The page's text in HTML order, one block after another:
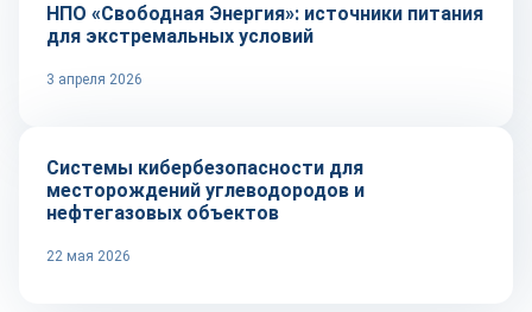
НПО «Свободная Энергия»: источники питания
для экстремальных условий
3 апреля 2026
Технологии
Системы кибербезопасности для
месторождений углеводородов и
нефтегазовых объектов
22 мая 2026